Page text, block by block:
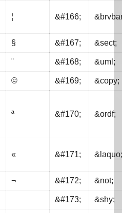
¦ &#166;
§ &#167; &sect;
¨ &#168; &uml;
© &#169; &copy;
ª &#170; &ordf;
« &#171; &laquo;
¬ &#172; &not;
&#173; &shy;